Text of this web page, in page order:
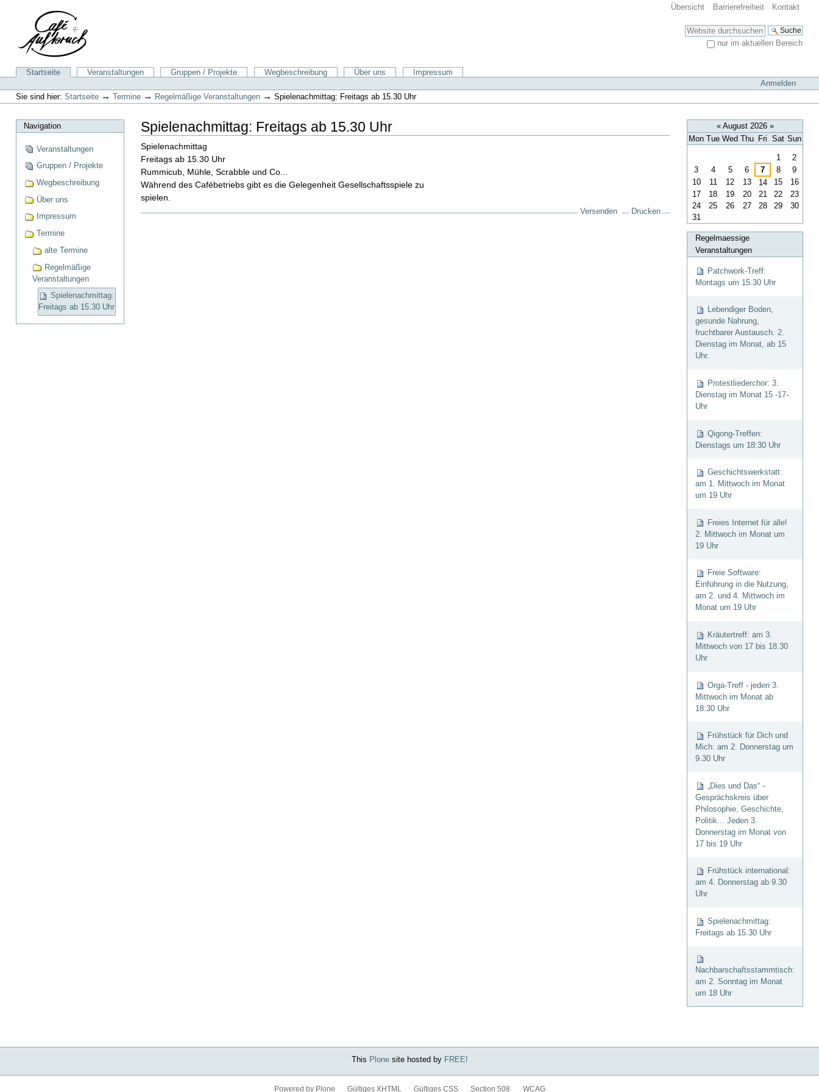
Navigation
Übersicht Barrierefreiheit Kontakt
Website durchsuchen
nur im aktuellen Bereich
SektionenStartseite Veranstaltungen Gruppen / Projekte Wegbeschreibung Über uns
Impressum
Benutzerspezifische
Werkzeuge
Anmelden
Sie sind hier: Startseite → Termine → Regelmäßige Veranstaltungen → Spielenachmittag: Freitags ab 15.30 Uhr
Navigation
Veranstaltungen
Gruppen / Projekte
Wegbeschreibung
Über uns
Impressum
Termine
alte Termine
Regelmäßige
Veranstaltungen
Spielenachmittag:
Freitags ab 15.30 Uhr
Spielenachmittag: Freitags ab 15.30 Uhr
Spielenachmittag
Freitags ab 15.30 Uhr
Rummicub, Mühle, Scrabble und Co...
Während des Cafébetriebs gibt es die Gelegenheit Gesellschaftsspiele zu
spielen.
Versenden Drucken
«August 2026 »
Mon Tue Wed Thu Fri Sat Sun
1
2
3
4 5 6 7 8
9
10
11 12 13 14 15
16
17
18 19 20 21 22
23
24
25 26 27 28 29
30
31
Regelmaessige
Veranstaltungen
Patchwork-Treff:
Montags um 15.30 Uhr
Lebendiger Boden,
gesunde Nahrung,
fruchtbarer Austausch. 2.
Dienstag im Monat, ab 15
Uhr.
Protestliederchor: 3.
Dienstag im Monat 15 -17-
Uhr
Qigong-Treffen:
Dienstags um 18:30 Uhr
Geschichtswerkstatt:
am 1. Mittwoch im Monat
um 19 Uhr
Freies Internet für alle!
2. Mittwoch im Monat um
19 Uhr
Freie Software:
Einführung in die Nutzung,
am 2. und 4. Mittwoch im
Monat um 19 Uhr
Kräutertreff: am 3.
Mittwoch von 17 bis 18.30
Uhr
Orga-Treff - jeden 3.
Mittwoch im Monat ab
18:30 Uhr
Frühstück für Dich und
Mich: am 2. Donnerstag um
9.30 Uhr
„Dies und Das“ -
Gesprächskreis über
Philosophie, Geschichte,
Politik... Jeden 3.
Donnerstag im Monat von
17 bis 19 Uhr
Frühstück international:
am 4. Donnerstag ab 9.30
Uhr
Spielenachmittag:
Freitags ab 15.30 Uhr
Nachbarschaftsstammtisch:
am 2. Sonntag im Monat
um 18 Uhr
This Plonesite hosted by FREE!
Powered by Plone Gültiges XHTML Gültiges CSS Section 508 WCAG